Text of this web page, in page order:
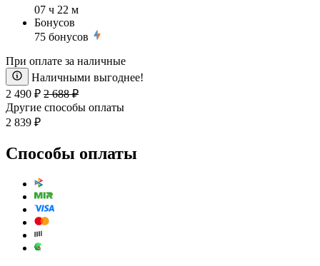
07 ч 22 м
Бонусов
75 бонусов
При оплате за наличные
Наличными выгоднее!
2 490 ₽ 2 688 ₽
Другие способы оплаты
2 839 ₽
Способы оплаты